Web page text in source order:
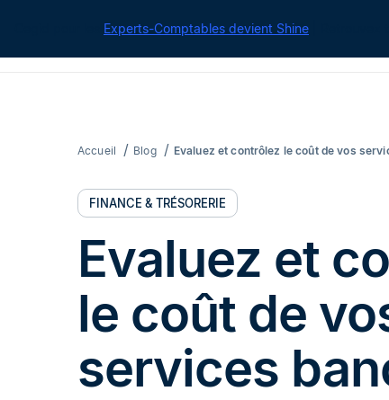
Experts-Comptables devient Shine
Accueil Blog Evaluez et contrôlez le coût de vos
FINANCE & TRÉSORERIE
Evaluez et
le coût de
services